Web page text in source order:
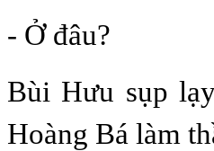
- Ở đâu?
Bùi Hưu sụp
Hoàng Bá làm